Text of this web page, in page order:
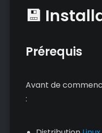
💾
Prérequis
Avant de
: